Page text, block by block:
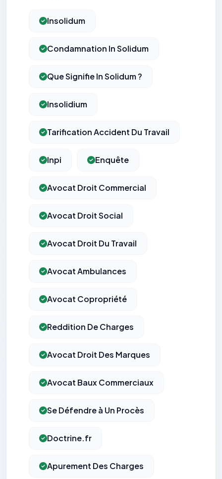
Insolidum
Condamnation In Solidum
Que Signifie In Solidum ?
Insolidium
Tarification Accident Du Travail
Inpi Enquête
Avocat Droit Commercial
Avocat Droit Social
Avocat Droit Du Travail
Avocat Ambulances
Avocat Copropriété
Reddition De Charges
Avocat Droit Des Marques
Avocat Baux Commerciaux
Se Défendre à Un Procès
Doctrine.fr
Apurement Des Charges